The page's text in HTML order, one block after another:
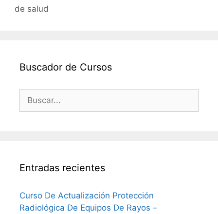
de salud
Buscador de Cursos
Entradas recientes
Curso De Actualización Protección
Radiológica De Equipos De Rayos –